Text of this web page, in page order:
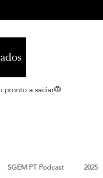
pronto a saciar🥼
SGEM PT Podcast 2025